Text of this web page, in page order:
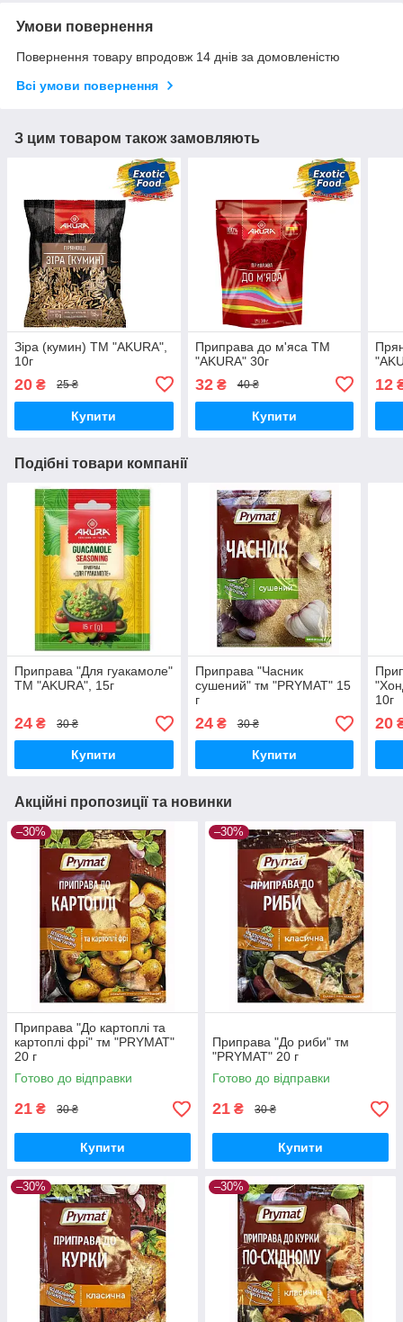
Умови повернення
Повернення товару впродовж 14 днів за домовленістю
Всі умови повернення
З цим товаром також замовляють
Зіра (кумин) ТМ "AKURA",
10г
20 ₴ 25 ₴
Купити
Приправа до м'яса ТМ
"AKURA" 30г
32₴ 40 ₴
Купити
12
Подібні товари компанії
Приправа "Для гуакамоле"
ТМ "AKURA", 15г
24 ₴ 30 ₴
Купити
Приправа "Часник
сушений" тм "PRYMAT" 15
г
24₴ 30 ₴
Купити
10г
20
Акційні пропозиції та новинки
–30%
Приправа "До картоплі та
картоплі фрі" тм "PRYMAT"
20 г
Готово до відправки
21 ₴ 30 ₴
Купити
–30%
Приправа "До риби" тм
"PRYMAT" 20 г
Готово до відправки
21 ₴ 30 ₴
Купити
–30% –30%